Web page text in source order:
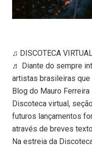
♫ DISCOTECA
♬ Diante do sempre
artistas brasileiras que
Blog do Mauro Ferreira
Discoteca virtual,
futuros lançamentos
através de breves
Na estreia da